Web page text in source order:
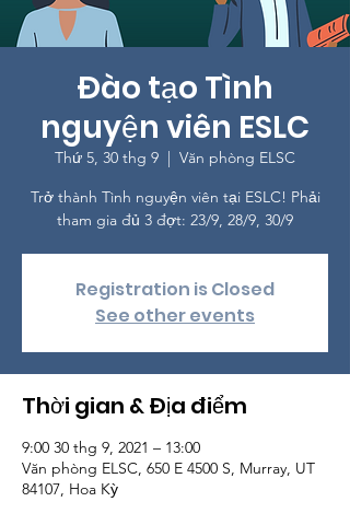
Đào tạo Tình
nguyện viên ESLC
Thứ 5, 30 thg 9
  |
Văn phòng ELSC
Trở thành Tình nguyện viên tại ESLC! Phải
tham gia đủ 3 đợt: 23/9, 28/9, 30/9
Registration is Closed
See other events
Thời gian & Địa điểm
9:00 30 thg 9, 2021 – 13:00
Văn phòng ELSC, 650 E 4500 S, Murray, UT
84107, Hoa Kỳ